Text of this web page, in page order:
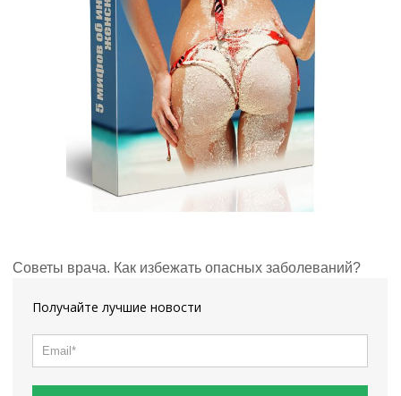
Советы врача. Как избежать опасных заболеваний?
Получайте лучшие новости